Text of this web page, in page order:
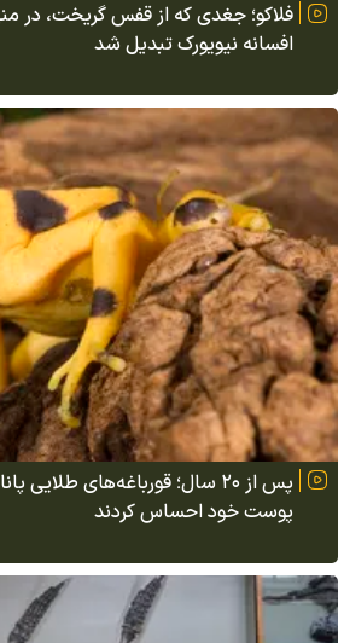
فلاکو؛ جغدی که از قفس گریخت، در
افسانه نیویورک تبدیل شد
پس از ۲۰ سال؛ قورباغه‌های طلایی
پوست خود احساس کردند